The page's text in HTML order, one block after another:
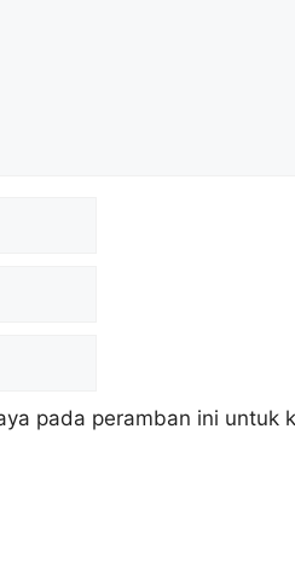
pada peramban ini untuk